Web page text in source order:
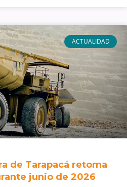
ACTUALIDAD
de Tarapacá retoma
junio de 2026